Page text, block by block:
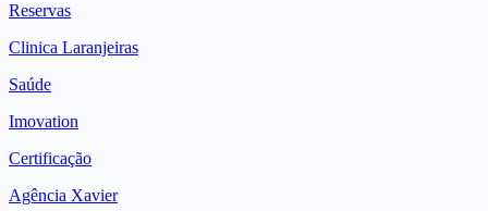
Reservas
Clinica Laranjeiras
Saúde
Imovation
Certificação
Agência Xavier